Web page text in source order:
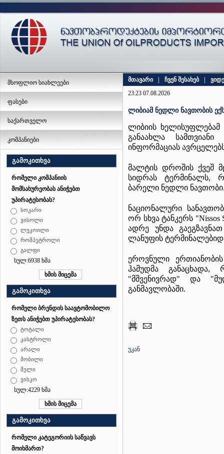
მსოფლიო სიახლეები
ფასები
საქართველო
კომპანიები
გამოკითხვა
რომელი კომპანიის
მომსახურეობას ანიჭებთ
უპირატესობას?
სოკარი
ვისოლი
ლუკოილი
რომპეტროლი
გალფი
სულ:6938 ხმა
გამოკითხვა
რომელი ბრენდის საავტომობილო
ზეთს ანიჭებთ უპირატესობას?
ტოტალი
კასტროლი
არალი
მობილი
შელი
ვისკო
სულ:4229 ხმა
გამოკითხვა
რომელი კატეგორიის საწვავს
მოიხმართ?
მთავარი ჩვენ შესახებ
23:23 07.08.2026
ლიბიამ ნედლი ნავთობის
ლიბიის
განაახლა
ინფორმაციას
მალტის დროშის ქვეშ
სიდრას ტერმინალს,
ბარელი ნედლი
ნაციონალური სა
ორ სხვა ტანკერს
ადრე უნდა
ლანუფის
ეროვნული
ჰამუდმა
"მშვენივრად" და
განმავლობაში.
უკან